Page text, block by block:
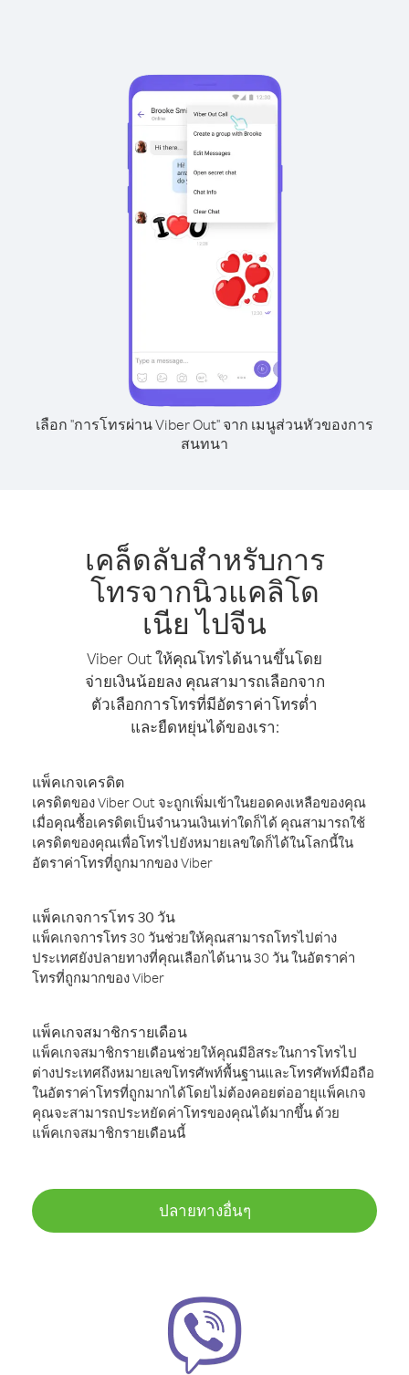
เลือก "การโทรผ่าน Viber Out" จาก เมนูส่วนหัวของการ
สนทนา
เคล็ดลับสำหรับการ
โทรจากนิวแคลิโด
เนีย ไปจีน
Viber Out ให้คุณโทรได้นานขึ้นโดย
จ่ายเงินน้อยลง คุณสามารถเลือกจาก
ตัวเลือกการโทรที่มีอัตราค่าโทรต่ำ
และยืดหยุ่นได้ของเรา:
แพ็คเกจเครดิต
เครดิตของ Viber Out จะถูกเพิ่มเข้าในยอดคงเหลือของคุณ
เมื่อคุณซื้อเครดิตเป็นจำนวนเงินเท่าใดก็ได้ คุณสามารถใช้
เครดิตของคุณเพื่อโทรไปยังหมายเลขใดก็ได้ในโลกนี้ใน
อัตราค่าโทรที่ถูกมากของ Viber
แพ็คเกจการโทร 30 วัน
แพ็คเกจการโทร 30 วันช่วยให้คุณสามารถโทรไปต่าง
ประเทศยังปลายทางที่คุณเลือกได้นาน 30 วัน ในอัตราค่า
โทรที่ถูกมากของ Viber
แพ็คเกจสมาชิกรายเดือน
แพ็คเกจสมาชิกรายเดือนช่วยให้คุณมีอิสระในการโทรไป
ต่างประเทศถึงหมายเลขโทรศัพท์พื้นฐานและโทรศัพท์มือถือ
ในอัตราค่าโทรที่ถูกมากได้โดยไม่ต้องคอยต่ออายุแพ็คเกจ
คุณจะสามารถประหยัดค่าโทรของคุณได้มากขึ้น ด้วย
แพ็คเกจสมาชิกรายเดือนนี้
ปลายทางอื่นๆ